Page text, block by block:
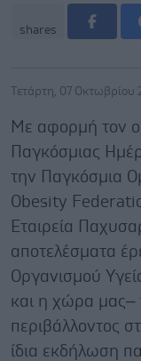
shares
Τετάρτη, 07 Οκτωβρίου
Με αφορμή τον
Παγκόσμιας
την Παγκόσμια
Obesity
Εταιρεία
αποτελέσματα
Οργανισμού
και η χώρα μας–
περιβάλλοντος
ίδια εκδήλωση